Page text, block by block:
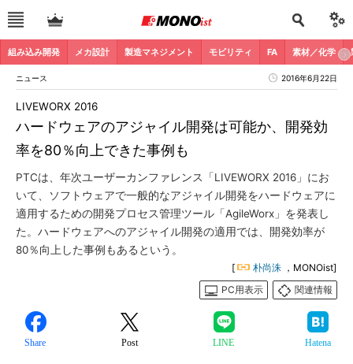
組み込み開発 メカ設計 製造マネジメント モビリティ FA 素材／化学
ニュース 2016年6月22日
ハードウェアのアジャイル開発は可能か、開発効
率を80％向上できた事例も
LIVEWORX 2016
PTCは、年次ユーザーカンファレンス「LIVEWORX 2016」にお
いて、ソフトウェアで一般的なアジャイル開発をハードウェアに
適用するための開発プロセス管理ツール「AgileWorx」を発表し
た。ハードウェアへのアジャイル開発の適用では、開発効率が
80％向上した事例もあるという。
[ 朴尚洙 ，MONOist]
PC用表示
関連情報
Share Post LINE Hatena